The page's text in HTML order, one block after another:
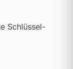
Schlüssel-